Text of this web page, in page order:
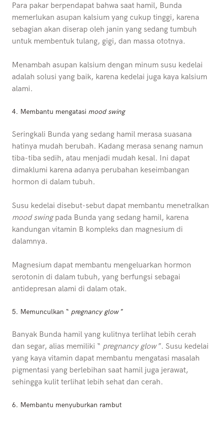
Para pakar berpendapat bahwa saat hamil, Bunda
memerlukan asupan kalsium yang cukup tinggi, karena
sebagian akan diserap oleh janin yang sedang tumbuh
untuk membentuk tulang, gigi, dan massa ototnya.
Menambah asupan kalsium dengan minum susu kedelai
adalah solusi yang baik, karena kedelai juga kaya kalsium
alami.
4. Membantu mengatasi mood swing
Seringkali Bunda yang sedang hamil merasa suasana
hatinya mudah berubah. Kadang merasa senang namun
tiba-tiba sedih, atau menjadi mudah kesal. Ini dapat
dimaklumi karena adanya perubahan keseimbangan
hormon di dalam tubuh.
Susu kedelai disebut-sebut dapat membantu menetralkan
mood swingpada Bunda yang sedang hamil, karena
kandungan vitamin B kompleks dan magnesium di
dalamnya.
Magnesium dapat membantu mengeluarkan hormon
serotonin di dalam tubuh, yang berfungsi sebagai
antidepresan alami di dalam otak.
5. Memunculkan “ pregnancy glow ”
Banyak Bunda hamil yang kulitnya terlihat lebih cerah
dan segar, alias memiliki “ pregnancy glow”. Susu kedelai
yang kaya vitamin dapat membantu mengatasi masalah
pigmentasi yang berlebihan saat hamil juga jerawat,
sehingga kulit terlihat lebih sehat dan cerah.
6. Membantu menyuburkan rambut